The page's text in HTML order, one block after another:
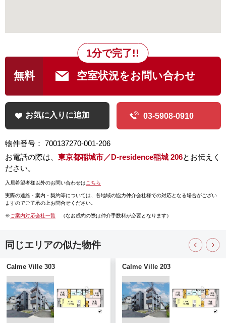
無料 空室状況をお問い合わせ
1分で完了!!
お気に入りに追加 03-5908-0910
物件番号： 700137270-001-206
お電話の際は、東京都稲城市／D-residence稲城 206とお伝えく
ださい。
入居希望者様以外のお問い合わせはこちら
実際の連絡・案内・契約等については、各地域の協力仲介会社様での対応となる場合がござい
ますのでご了承の上お問合せください。
※ご案内対応会社一覧 （なお成約の際は仲介手数料が必要となります）
同じエリアの似た物件
Calme Ville 303 Calme Ville 203